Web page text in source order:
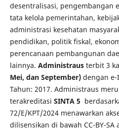
desentralisasi, pengembangan
tata kelola pemerintahan,
administrasi kesehatan
pendidikan, politik fiskal,
perencanaan pembangunan
lainnya. Administrausterbit 3
Mei, dan September)dengan e-
Tahun: 2017. Administraus
terakreditasi SINTA 5
72/E/KPT/2024 menawarkan
dilisensikan di bawah CC-BY-